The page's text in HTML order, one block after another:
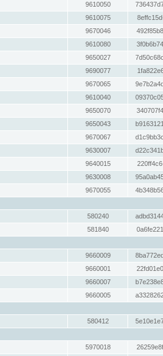
9610050
9610075
9670046
9610080
9650027
9690077
9670065
9610040
9650070
9650043
9670067
9630007
9640015
9630008
9670055
580240
581840
9660009
9660001
9660007
9660005
580412
5970018